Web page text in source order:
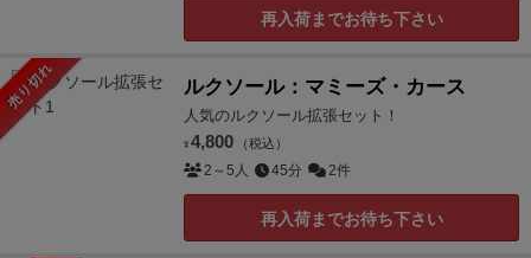
再入荷までお待ち下さい
売り切れ ルクソール：マミーズ・カース
人気のルクソール拡張セット！
¥ 4,800 （税込）
2～5人 45分 2件
再入荷までお待ち下さい